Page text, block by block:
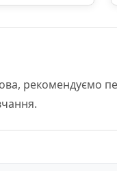
рекомендуємо